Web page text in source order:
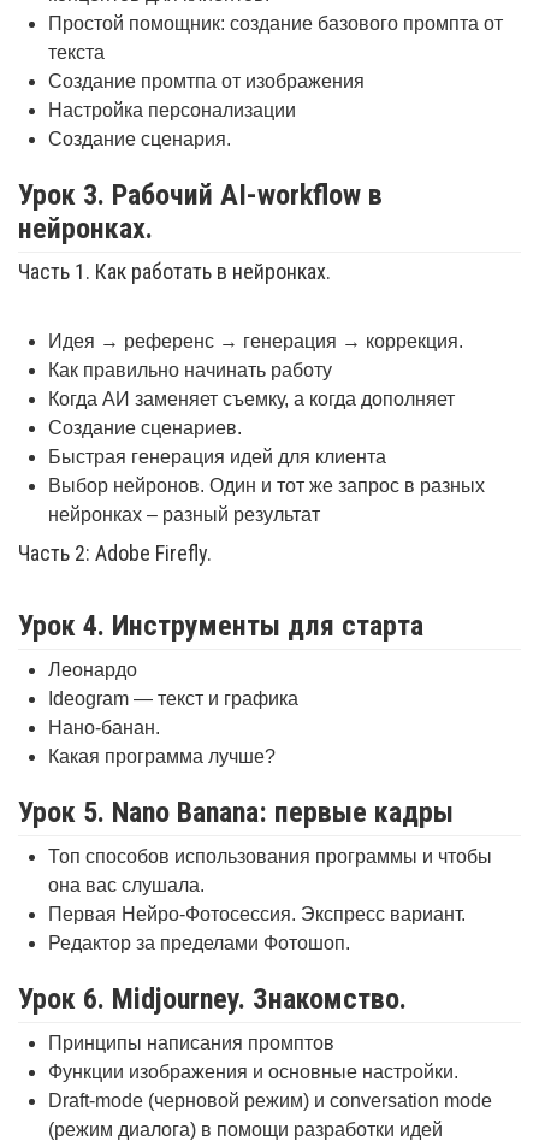
Простой помощник: создание базового промпта от
текста
Создание промтпа от изображения
Настройка персонализации
Создание сценария.
Урок 3. Рабочий AI-workflow в
нейронках.
Часть 1. Как работать в нейронках.
Идея → референс → генерация → коррекция.
Как правильно начинать работу
Когда АИ заменяет съемку, а когда дополняет
Создание сценариев.
Быстрая генерация идей для клиента
Выбор нейронов. Один и тот же запрос в разных
нейронках – разный результат
Часть 2: Adobe Firefly.
Урок 4. Инструменты для старта
Леонардо
Ideogram — текст и графика
Нано-банан.
Какая программа лучше?
Урок 5. Nano Banana: первые кадры
Топ способов использования программы и чтобы
она вас слушала.
Первая Нейро-Фотосессия. Экспресс вариант.
Редактор за пределами Фотошоп.
Урок 6. Midjourney. Знакомство.
Принципы написания промптов
Функции изображения и основные настройки.
Draft-mode (черновой режим) и conversation mode
(режим диалога) в помощи разработки идей